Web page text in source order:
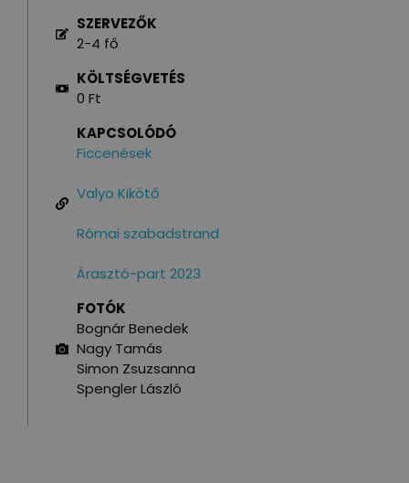
SZERVEZŐK
2-4 fő
KÖLTSÉGVETÉS
0 Ft
KAPCSOLÓDÓ
Ficcenések
Valyo Kikötő
Római szabadstrand
Árasztó-part 2023
FOTÓK
Bognár Benedek
Nagy Tamás
Simon Zsuzsanna
Spengler László